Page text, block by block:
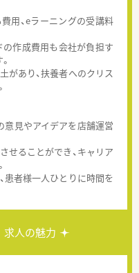
用、eラーニングの受講料
作成費用も会社が負担す
あり、扶養者へのクリス
見やアイデアを店舗運営
ることができ、キャリア
者様一人ひとりに時間を
求人の魅力